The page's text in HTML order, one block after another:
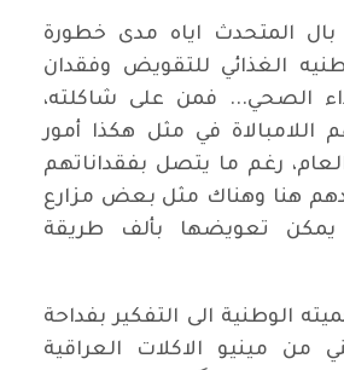
المتحدث اياه مدى خطورة
الغذائي للتقويض وفقدان
الصحي... فمن على شاكلته،
اللامبالاة في مثل هكذا أمور
رغم ما يتصل بفقداناتهم
هنا وهناك مثل بعض مزارع
تعويضها بألف طريقة
الوطنية الى التفكير بفداحة
من مينيو الاكلات العراقية